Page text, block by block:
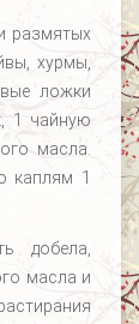
размятых
хурмы,
ложки
1 чайную
масла.
каплям 1
добела,
масла и